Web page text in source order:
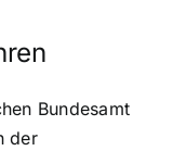
Bundesamt
der